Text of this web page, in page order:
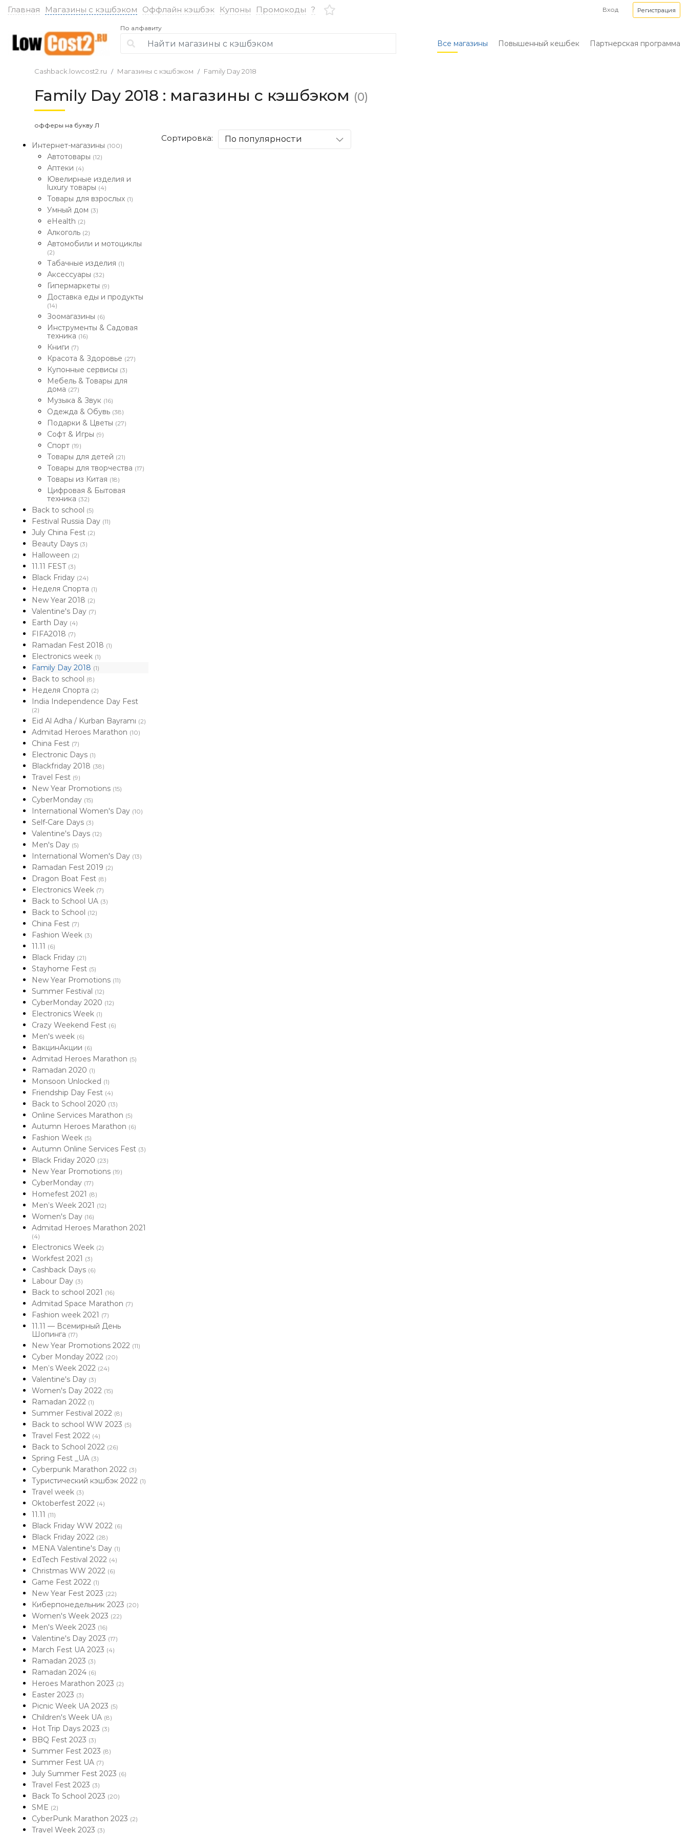
Главная Магазины с кэшбэком Оффлайн кэшбэк Купоны Промокоды ? Вход Регистрация
По алфавиту
Все магазины Повышенный кешбек Партнерская программа
Cashback.lowcost2.ru Магазины с кэшбэком Family Day 2018
Family Day 2018 : магазины с кэшбэком (0)
офферы на букву Л
Интернет-магазины (100)
Автотовары (12)
Аптеки (4)
Ювелирные изделия и
luxury товары (4)
Товары для взрослых (1)
Умный дом (3)
eHealth (2)
Алкоголь (2)
Автомобили и мотоциклы
(2)
Табачные изделия (1)
Аксессуары (32)
Гипермаркеты (9)
Доставка еды и продукты
(14)
Зоомагазины (6)
Инструменты & Садовая
техника (16)
Книги (7)
Красота & Здоровье (27)
Купонные сервисы (3)
Мебель & Товары для
дома (27)
Музыка & Звук (16)
Одежда & Обувь (38)
Подарки & Цветы (27)
Софт & Игры (9)
Спорт (19)
Товары для детей (21)
Товары для творчества (17)
Товары из Китая (18)
Цифровая & Бытовая
техника (32)
Back to school (5)
Festival Russia Day (11)
July China Fest (2)
Beauty Days (3)
Halloween (2)
11.11 FEST (3)
Black Friday (24)
Неделя Спорта (1)
New Year 2018 (2)
Valentine's Day (7)
Earth Day (4)
FIFA2018 (7)
Ramadan Fest 2018 (1)
Electronics week (1)
Family Day 2018 (1)
Back to school (8)
Неделя Спорта (2)
India Independence Day Fest
(2)
Eid Al Adha / Kurban Bayramı (2)
Admitad Heroes Marathon (10)
China Fest (7)
Electronic Days (1)
Blackfriday 2018 (38)
Travel Fest (9)
New Year Promotions (15)
CyberMonday (15)
International Women's Day (10)
Self-Care Days (3)
Valentine's Days (12)
Men's Day (5)
International Women's Day (13)
Ramadan Fest 2019 (2)
Dragon Boat Fest (8)
Electronics Week (7)
Back to School UA (3)
Back to School (12)
China Fest (7)
Fashion Week (3)
11.11 (6)
Black Friday (21)
Stayhome Fest (5)
New Year Promotions (11)
Summer Festival (12)
CyberMonday 2020 (12)
Electronics Week (1)
Crazy Weekend Fest (6)
Men's week (6)
ВакцинАкции (6)
Admitad Heroes Marathon (5)
Ramadan 2020 (1)
Monsoon Unlocked (1)
Friendship Day Fest (4)
Back to School 2020 (13)
Online Services Marathon (5)
Autumn Heroes Marathon (6)
Fashion Week (5)
Autumn Online Services Fest (3)
Black Friday 2020 (23)
New Year Promotions (19)
CyberMonday (17)
Homefest 2021 (8)
Men’s Week 2021 (12)
Women's Day (16)
Admitad Heroes Marathon 2021
(4)
Electronics Week (2)
Workfest 2021 (3)
Cashback Days (6)
Labour Day (3)
Back to school 2021 (16)
Admitad Space Marathon (7)
Fashion week 2021 (7)
11.11 — Всемирный День
Шопинга (17)
New Year Promotions 2022 (11)
Cyber Monday 2022 (20)
Men’s Week 2022 (24)
Valentine's Day (3)
Women's Day 2022 (15)
Ramadan 2022 (1)
Summer Festival 2022 (8)
Back to school WW 2023 (5)
Travel Fest 2022 (4)
Back to School 2022 (26)
Spring Fest _UA (3)
Cyberpunk Marathon 2022 (3)
Туристический кэшбэк 2022 (1)
Travel week (3)
Oktoberfest 2022 (4)
11.11 (11)
Black Friday WW 2022 (6)
Black Friday 2022 (28)
MENA Valentine's Day (1)
EdTech Festival 2022 (4)
Christmas WW 2022 (6)
Game Fest 2022 (1)
New Year Fest 2023 (22)
Киберпонедельник 2023 (20)
Women's Week 2023 (22)
Men's Week 2023 (16)
Valentine's Day 2023 (17)
March Fest UA 2023 (4)
Ramadan 2023 (3)
Ramadan 2024 (6)
Heroes Marathon 2023 (2)
Easter 2023 (3)
Picnic Week UA 2023 (5)
Children's Week UA (8)
Hot Trip Days 2023 (3)
BBQ Fest 2023 (3)
Summer Fest 2023 (8)
Summer Fest UA (7)
July Summer Fest 2023 (6)
Travel Fest 2023 (3)
Back To School 2023 (20)
SME (2)
CyberPunk Marathon 2023 (2)
Travel Week 2023 (3)
Сортировка: По популярности